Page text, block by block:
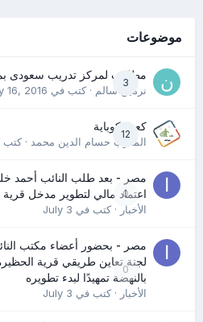
موضوعات
3
مطلوب لمركز تدريب سعودى
نرمين سالم· كتب في 16, 2016
12
كعب كوباية
المدرب حسام الدين محمد· كتب
0
مصر - بعد طلب النائب أحمد
اعتماد مالي لتطوير مدخل قرية
الأخبار· كتب في July 3
0
مصر - بحضور أعضاء مكتب
لجنة تعاين طريقي قرية
بالنهضة تمهيدًا لبدء تطويره
الأخبار· كتب في July 3